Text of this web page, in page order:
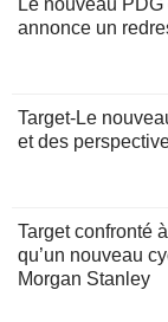
Le nouveau
annonce un
Target-Le
et des
Target confronté
qu’un nouveau
Morgan Stanley